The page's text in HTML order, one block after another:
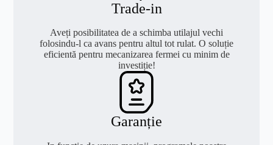
Trade-in
Aveți posibilitatea de a schimba utilajul vechi
folosindu-l ca avans pentru altul tot rulat. O soluție
eficientă pentru mecanizarea fermei cu minim de
investiție!
Garanție